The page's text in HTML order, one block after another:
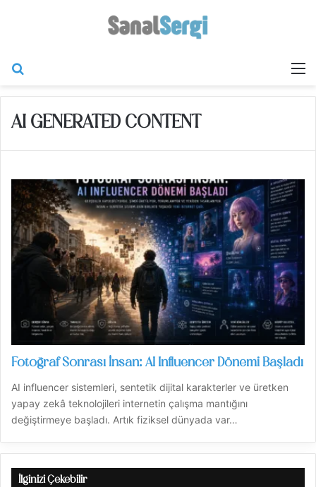
AI GENERATED CONTENT
Fotoğraf Sonrası İnsan: AI Influencer Dönemi Başladı
AI influencer sistemleri, sentetik dijital karakterler ve üretken
yapay zekâ teknolojileri internetin çalışma mantığını
değiştirmeye başladı. Artık fiziksel dünyada var…
İlginizi Çekebilir